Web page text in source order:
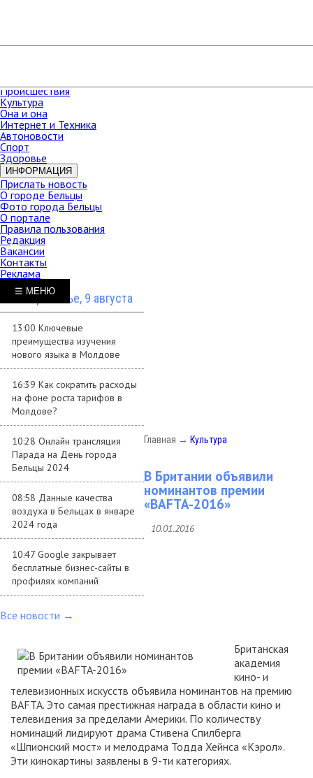
В мире
Происшествия
Культура
Она и она
Интернет и Техника
Автоновости
Спорт
Здоровье
ИНФОРМАЦИЯ
Прислать новость
О городе Бельцы
Фото города Бельцы
О портале
Правила пользования
Редакция
Вакансии
Контакты
Реклама
Воскресенье, 9 августа
13:00 Ключевые
преимущества изучения
нового языка в Молдове
16:39 Как сократить расходы
на фоне роста тарифов в
Молдове?
10:28 Онлайн трансляция
Парада на День города
Бельцы 2024
08:58 Данные качества
воздуха в Бельцах в январе
2024 года
10:47 Google закрывает
бесплатные бизнес-сайты в
профилях компаний
Все новости →
☰ МЕНЮ
Главная → Культура
В Британии объявили
номинантов премии
«BAFTA-2016»
10.01.2016
Британская
академия
кино- и
телевизионных искусств объявила номинантов на премию
BAFTA. Это самая престижная награда в области кино и
телевидения за пределами Америки. По количеству
номинаций лидируют драма Стивена Спилберга
«Шпионский мост» и мелодрама Тодда Хейнса «Кэрол».
Эти кинокартины заявлены в 9-ти категориях.